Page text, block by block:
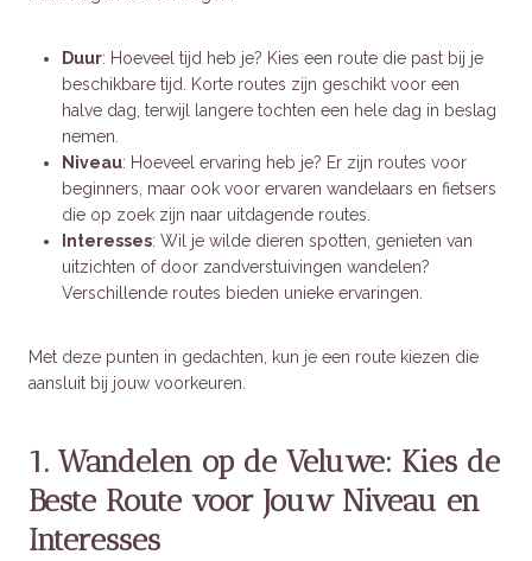
Duur: Hoeveel tijd heb je? Kies een route die past bij je
beschikbare tijd. Korte routes zijn geschikt voor een
halve dag, terwijl langere tochten een hele dag in beslag
nemen.
Niveau: Hoeveel ervaring heb je? Er zijn routes voor
beginners, maar ook voor ervaren wandelaars en fietsers
die op zoek zijn naar uitdagende routes.
Interesses: Wil je wilde dieren spotten, genieten van
uitzichten of door zandverstuivingen wandelen?
Verschillende routes bieden unieke ervaringen.
Met deze punten in gedachten, kun je een route kiezen die
aansluit bij jouw voorkeuren.
1. Wandelen op de Veluwe: Kies de
Beste Route voor Jouw Niveau en
Interesses